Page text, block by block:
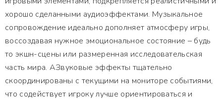
хорошо сделанными аудиоэффектами. Музыкальное
сопровождение идеально дополняет атмосферу игры,
воссоздавая нужное эмоциональное состояние – будь
то экшн-сцены или размеренная исследовательская
часть мира. АЗвуковые эффекты тщательно
скоординированы с текущими на мониторе событиями,
что содействует игроку лучше ориентироваться и